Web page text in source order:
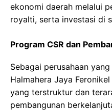
ekonomi daerah melalui
royalti, serta investasi di
Program CSR dan
Sebagai perusahaan
Halmahera Jaya
yang terstruktur dan
pembangunan